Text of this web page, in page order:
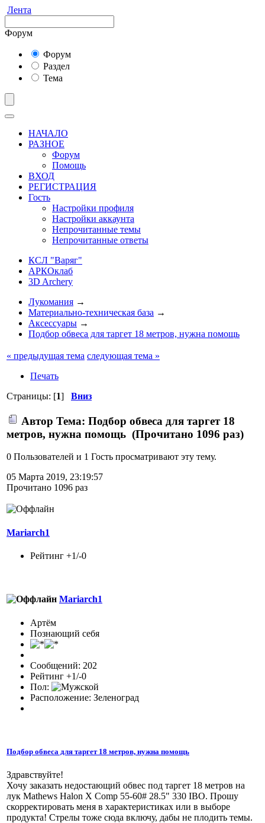
Лента
Форум
Форум
Раздел
Тема
НАЧАЛО
РАЗНОЕ
Форум
Помощь
ВХОД
РЕГИСТРАЦИЯ
Гость
Настройки профиля
Настройки аккаунта
Непрочитанные темы
Непрочитанные ответы
КСЛ "Варяг"
АРКОклаб
3D Archery
Лукомания →
Материально-техническая база →
Аксессуары →
Подбор обвеса для таргет 18 метров, нужна помощь
« предыдущая тема следующая тема »
Печать
Страницы: [1] Вниз
Автор Тема: Подбор обвеса для таргет 18
метров, нужна помощь (Прочитано 1096 раз)
0 Пользователей и 1 Гость просматривают эту тему.
05 Марта 2019, 23:19:57
Прочитано 1096 раз
Mariarch1
Рейтинг +1/-0
Mariarch1
Артём
Познающий себя
Сообщений: 202
Рейтинг +1/-0
Пол:
Расположение: Зеленоград
Подбор обвеса для таргет 18 метров, нужна помощь
Здравствуйте!
Хочу заказать недостающий обвес под таргет 18 метров на
лук Mathews Halon X Comp 55-60# 28.5" 330 IBO. Прошу
скорректировать меня в характеристиках или в выборе
продукта! Стрелы тоже сюда включу, дабы не плодить темы.